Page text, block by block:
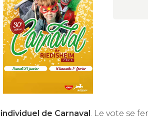
de Carnaval . Le vote se